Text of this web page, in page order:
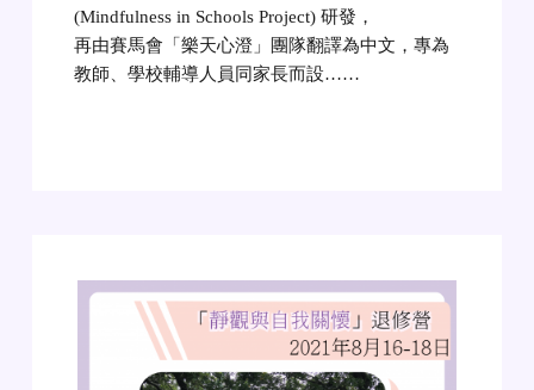
(Mindfulness in Schools Project) 研發，
再由賽馬會「樂天心澄」團隊翻譯為中文，專為
教師、學校輔導人員同家長而設……